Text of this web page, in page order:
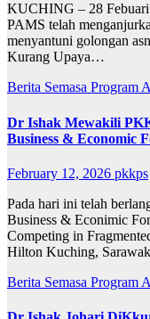
KUCHING – 28 Febuari
PAMS telah
menyantuni golongan
Kurang Upaya…
Berita Semasa Program
Dr Ishak Mewakili
Business & Economic
February 12, 2026 pkkps
Pada hari ini telah
Business & Econimic
Competing in
Hilton Kuching,
Berita Semasa Program